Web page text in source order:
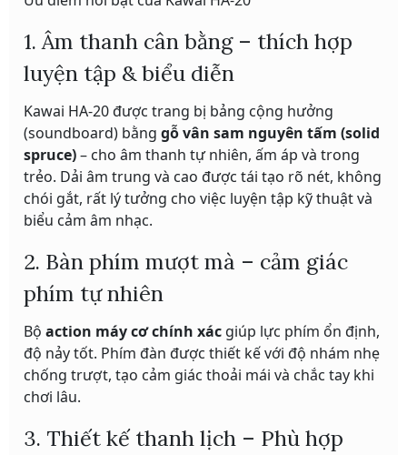
1. Âm thanh cân bằng – thích hợp
luyện tập & biểu diễn
Kawai HA-20 được trang bị bảng cộng hưởng
(soundboard) bằng gỗ vân sam nguyên tấm (solid
spruce)– cho âm thanh tự nhiên, ấm áp và trong
trẻo. Dải âm trung và cao được tái tạo rõ nét, không
chói gắt, rất lý tưởng cho việc luyện tập kỹ thuật và
biểu cảm âm nhạc.
2. Bàn phím mượt mà – cảm giác
phím tự nhiên
Bộ action máy cơ chính xác giúp lực phím ổn định,
độ nảy tốt. Phím đàn được thiết kế với độ nhám nhẹ
chống trượt, tạo cảm giác thoải mái và chắc tay khi
chơi lâu.
3. Thiết kế thanh lịch – Phù hợp